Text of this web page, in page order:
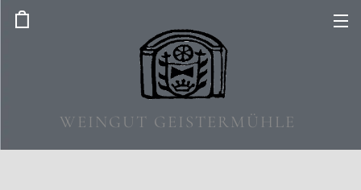
WEINGUT GEISTERMÜHLE